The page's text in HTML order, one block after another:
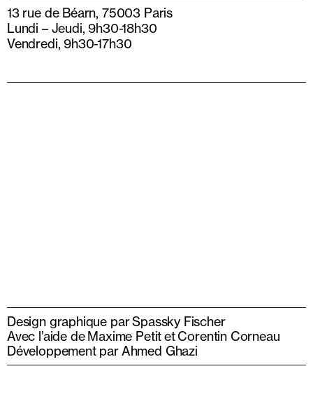
13 rue de Béarn, 75003 Paris
Lundi – Jeudi, 9h30-18h30
Vendredi, 9h30-17h30
Design graphique parSpassky Fischer
Avec l’aide deMaxime PetitetCorentin Corneau
Développement parAhmed Ghazi